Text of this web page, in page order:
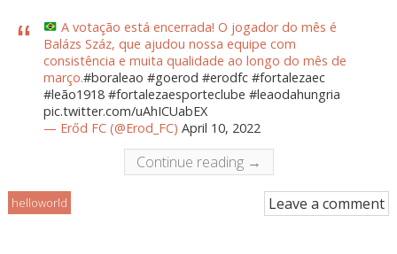
A votação está encerrada! O jogador do mês é
Balázs Száz, que ajudou nossa equipe com
consistência e muita qualidade ao longo do mês de
março.#boraleao #goerod #erodfc #fortalezaec
#leão1918 #fortalezaesporteclube #leaodahungria
pic.twitter.com/uAhICUabEX
— Erőd FC (@Erod_FC) April 10, 2022
Continue reading →
helloworld Leave a comment